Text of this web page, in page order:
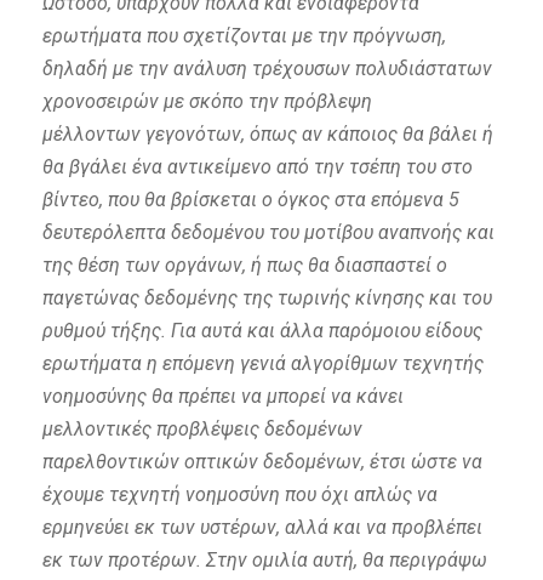
ερωτήματα που σχετίζονται με την πρόγνωση,
δηλαδή με την ανάλυση τρέχουσων πολυδιάστατων
χρονοσειρών με σκόπο την πρόβλεψη
μέλλοντων γεγονότων, όπως αν κάποιος θα βάλει ή
θα βγάλει ένα αντικείμενο από την τσέπη του στο
βίντεο, που θα βρίσκεται ο όγκος στα επόμενα 5
δευτερόλεπτα δεδομένου του μοτίβου αναπνοής και
της θέση των οργάνων, ή πως θα διασπαστεί ο
παγετώνας δεδομένης της τωρινής κίνησης και του
ρυθμού τήξης. Για αυτά και άλλα παρόμοιου είδους
ερωτήματα η επόμενη γενιά αλγορίθμων τεχνητής
νοημοσύνης θα πρέπει να μπορεί να κάνει
μελλοντικές προβλέψεις δεδομένων
παρελθοντικών οπτικών δεδομένων, έτσι ώστε να
έχουμε τεχνητή νοημοσύνη που όχι απλώς να
ερμηνεύει εκ των υστέρων, αλλά και να προβλέπει
εκ των προτέρων. Στην ομιλία αυτή, θα περιγράψω